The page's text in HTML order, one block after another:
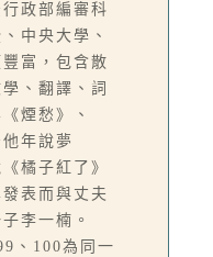
政部編審科
中央大學、
富，包含散
、翻譯、詞
煙愁》、
年說夢
橘子紅了》
表而與丈夫
李一楠。
、100為同一